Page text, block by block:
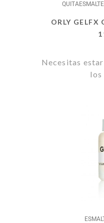
ORLY GELFX
Necesitas
los